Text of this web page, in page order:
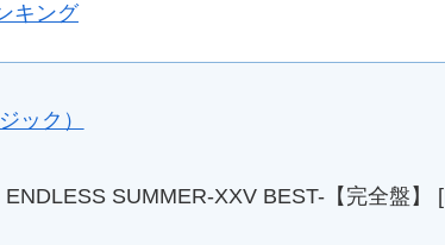
キング
ック）
SUMMER-XXV BEST-【完全盤】